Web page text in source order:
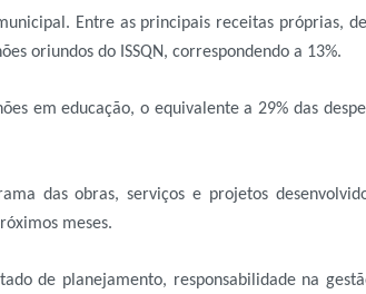
Entre as principais receitas próprias,
oriundos do ISSQN, correspondendo a 13%.
em educação, o equivalente a 29% das
das obras, serviços e projetos
meses.
de planejamento, responsabilidade na